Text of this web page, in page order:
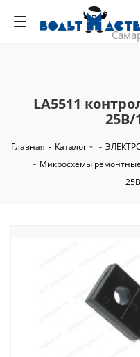
LA5511
25В/
Главная - Каталог -
- Микросхемы ремонтные